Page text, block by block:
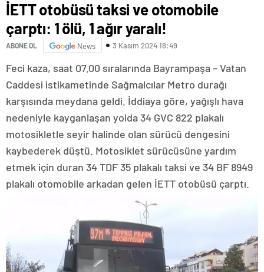
İETT otobüsü taksi ve otomobile
çarptı: 1 ölü, 1 ağır yaralı!
ABONE OL News 3 Kasım 2024 18:49
Feci kaza, saat 07.00 sıralarında Bayrampaşa – Vatan
Caddesi istikametinde Sağmalcılar Metro durağı
karşısında meydana geldi. İddiaya göre, yağışlı hava
nedeniyle kayganlaşan yolda 34 GVC 822 plakalı
motosikletle seyir halinde olan sürücü dengesini
kaybederek düştü. Motosiklet sürücüsüne yardım
etmek için duran 34 TDF 35 plakalı taksi ve 34 BF 8949
plakalı otomobile arkadan gelen İETT otobüsü çarptı.